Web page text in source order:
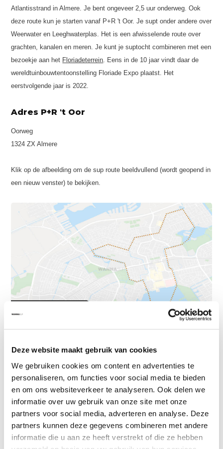
Deze website maakt gebruik van cookies
We gebruiken cookies om content en advertenties te
personaliseren, om functies voor social media te bieden
en om ons websiteverkeer te analyseren. Ook delen we
informatie over uw gebruik van onze site met onze
partners voor social media, adverteren en analyse. Deze
partners kunnen deze gegevens combineren met andere
informatie die u aan ze heeft verstrekt of die ze hebben
Atlantisstrand in Almere. Je bent ongeveer 2,5 uur onderweg. Ook
deze route kun je starten vanaf P+R 't Oor. Je supt onder andere over
Weerwater en Leeghwaterplas. Het is een afwisselende route over
grachten, kanalen en meren. Je kunt je suptocht combineren met een
bezoekje aan het Floriadeterrein. Eens in de 10 jaar vindt daar de
wereldtuinbouwtentoonstelling Floriade Expo plaatst. Het
eerstvolgende jaar is 2022.
Adres P+R 't Oor
Oorweg
1324 ZX Almere
Klik op de afbeelding om de sup route beeldvullend (wordt geopend in
een nieuw venster) te bekijken.
Sup route Almere - Leeghwaterplas (2,5
km)
Deze sup route op het Leeghwaterplas wat een water- en parkgebied
in Almere is, is een rustige plas perfect voor beginnende suppers. De
sup route start bij Leeghwaterpad 40 waar zich een opstap steiger
bevindt. De route is ongeveer 2,5 kilometer lang.